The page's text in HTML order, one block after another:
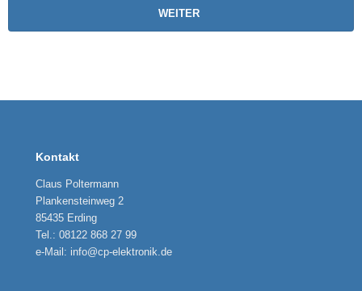
WEITER
Kontakt
Claus Poltermann
Plankensteinweg 2
85435 Erding
Tel.: 08122 868 27 99
e-Mail: info@cp-elektronik.de